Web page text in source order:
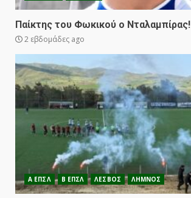
Παίκτης του Φωκικού ο Νταλαμπίρας!
2 εβδομάδες ago
Α ΕΠΣΛ Β ΕΠΣΛ ΛΕΣΒΟΣ ΛΗΜΝΟΣ